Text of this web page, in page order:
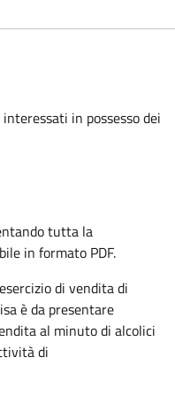
in possesso dei
tutta la
in formato PDF.
di vendita di
è da presentare
al minuto di alcolici
di